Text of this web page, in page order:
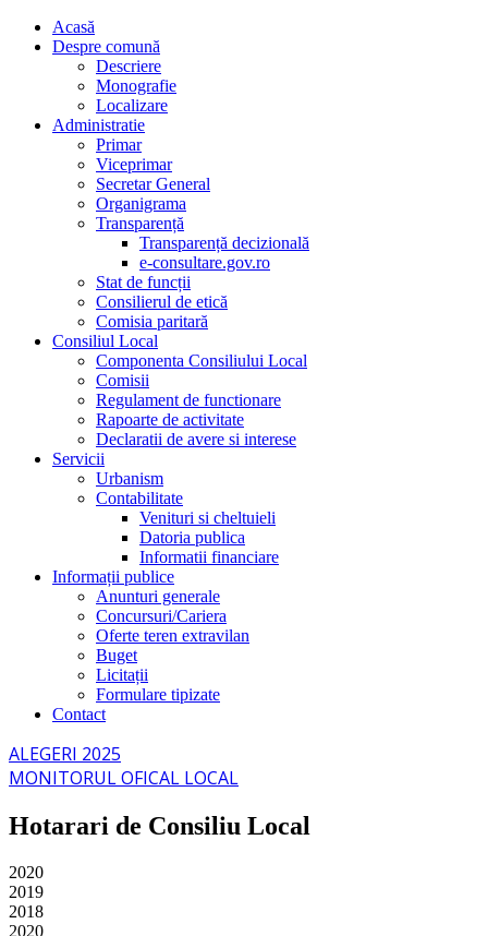
Acasă
Despre comună
Descriere
Monografie
Localizare
Administratie
Primar
Viceprimar
Secretar General
Organigrama
Transparență
Transparență decizională
e-consultare.gov.ro
Stat de funcții
Consilierul de etică
Comisia paritară
Consiliul Local
Componenta Consiliului Local
Comisii
Regulament de functionare
Rapoarte de activitate
Declaratii de avere si interese
Servicii
Urbanism
Contabilitate
Venituri si cheltuieli
Datoria publica
Informatii financiare
Informații publice
Anunturi generale
Concursuri/Cariera
Oferte teren extravilan
Buget
Licitații
Formulare tipizate
Contact
ALEGERI 2025
MONITORUL OFICAL LOCAL
Hotarari de Consiliu Local
2020
2019
2018
2020